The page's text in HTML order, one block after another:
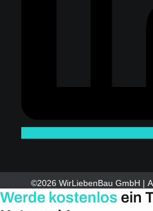
©2026 WirLiebenBau GmbH |
Werde kostenlos ein